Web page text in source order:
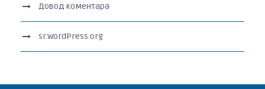
Довод коментара
sr.WordPress.org